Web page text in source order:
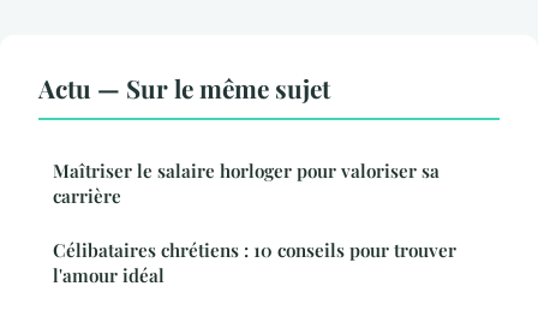
Actu — Sur le même sujet
Maîtriser le salaire horloger pour valoriser sa
carrière
Célibataires chrétiens : 10 conseils pour trouver
l'amour idéal